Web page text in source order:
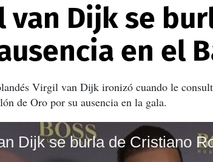
van Dijk se
en el
Virgil van Dijk ironizó cuando le
de Oro por su ausencia en la gala.
Dijk se burla de Cristiano